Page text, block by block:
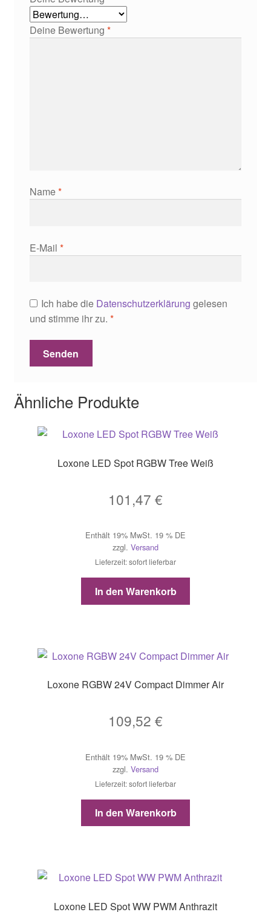
Deine Bewertung *
Name*
E-Mail *
Ich habe die Datenschutzerklärung gelesen
und stimme ihr zu. *
Ähnliche Produkte
Loxone LED Spot RGBW Tree Weiß
101,47 €
Enthält 19% MwSt. 19 % DE
zzgl. Versand
Lieferzeit: sofort lieferbar
In den Warenkorb
Loxone RGBW 24V Compact Dimmer Air
109,52 €
Enthält 19% MwSt. 19 % DE
zzgl. Versand
Lieferzeit: sofort lieferbar
In den Warenkorb
Loxone LED Spot WW PWM Anthrazit